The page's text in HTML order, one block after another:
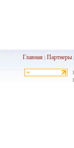
Главная| Партнеры|